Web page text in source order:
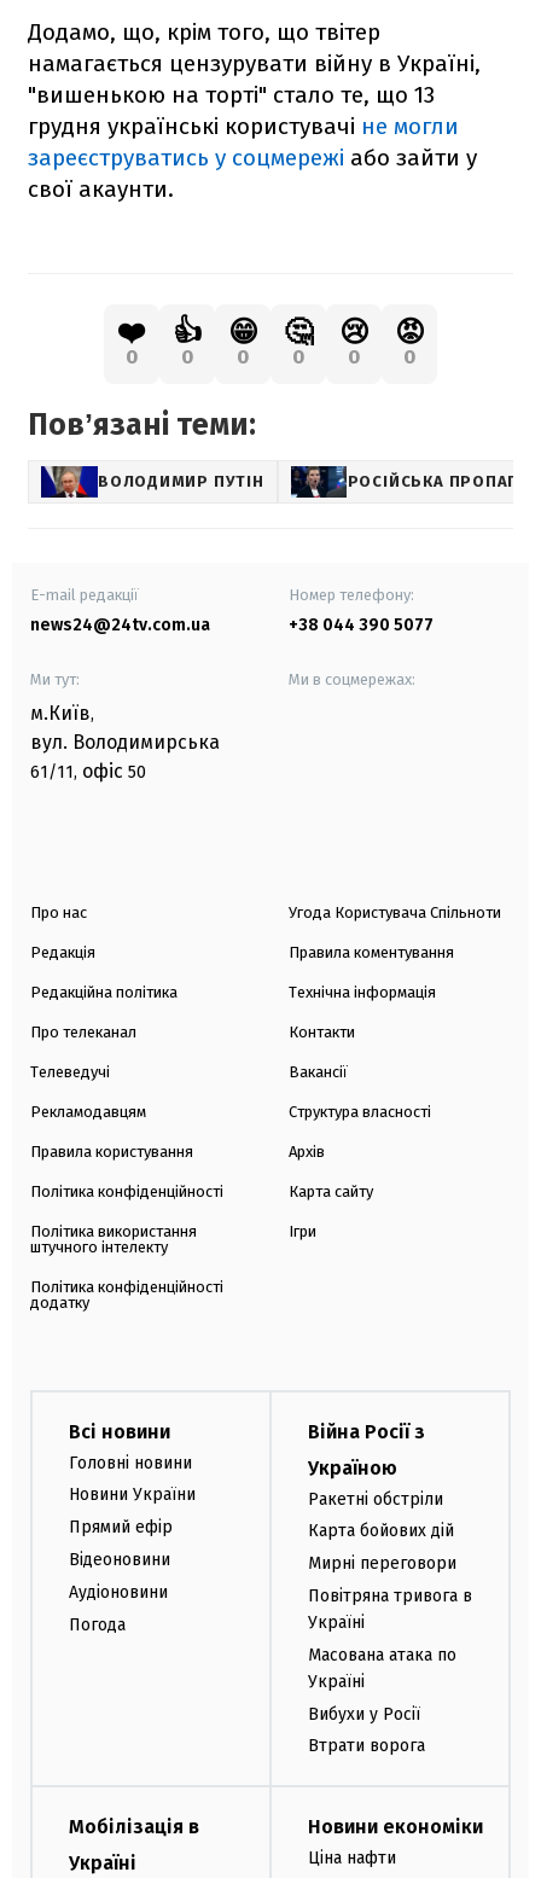
Додамо, що, крім того, що твітер
намагається цензурувати війну в Україні,
"вишенькою на торті" стало те, що 13
грудня українські користувачі не могли
зареєструватись у соцмережі або зайти у
свої акаунти.
❤️
0
👍
0
😁
0
🤔
0
😢
0
😡
0
Повʼязані теми:
ВОЛОДИМИР ПУТІН РОСІЙСЬКА
E-mail редакції
news24@24tv.com.ua
Номер телефону:
+38 044 390 5077
Ми тут:
м.Київ,
вул. Володимирська
61/11, офіс 50
Ми в соцмережах:
Про нас
Редакція
Редакційна політика
Про телеканал
Телеведучі
Рекламодавцям
Правила користування
Політика конфіденційності
Політика використання
штучного інтелекту
Політика конфіденційності
додатку
Угода Користувача Спільноти
Правила коментування
Технічна інформація
Контакти
Вакансії
Структура власності
Архів
Карта сайту
Ігри
Всі новини
Головні новини
Новини України
Прямий ефір
Відеоновини
Аудіоновини
Погода
Війна Росії з
Україною
Ракетні обстріли
Карта бойових дій
Мирні переговори
Повітряна тривога в
Україні
Масована атака по
Україні
Вибухи у Росії
Втрати ворога
Мобілізація в
Україні
Новини економіки
Ціна нафти